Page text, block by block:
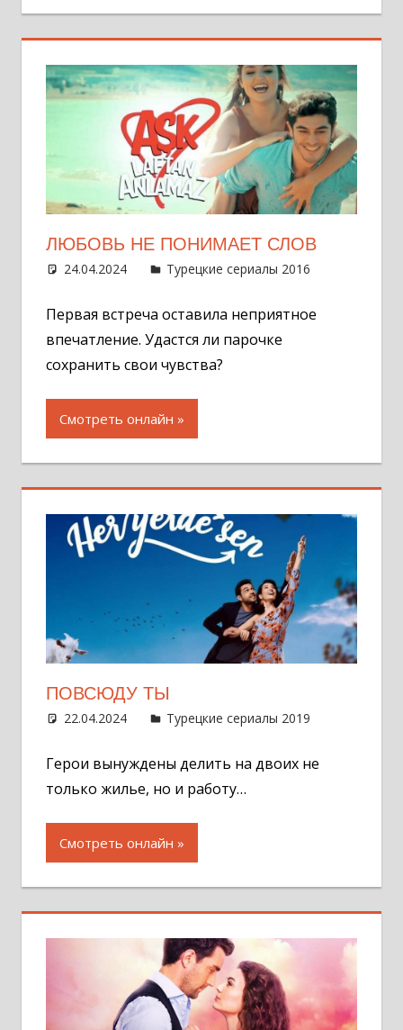
ЛЮБОВЬ НЕ ПОНИМАЕТ СЛОВ
24.04.2024 Администратор
Турецкие сериалы 2016
Первая встреча оставила неприятное
впечатление. Удастся ли парочке
сохранить свои чувства?
Смотреть онлайн
ПОВСЮДУ ТЫ
22.04.2024 Администратор
Турецкие сериалы 2019
Герои вынуждены делить на двоих не
только жилье, но и работу…
Смотреть онлайн